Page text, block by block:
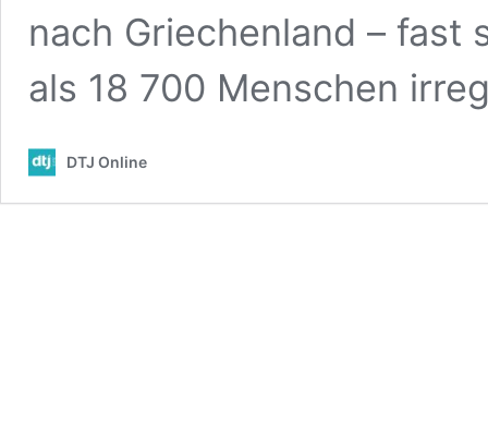
nach Griechenland – fast
als 18 700 Menschen
DTJ Online